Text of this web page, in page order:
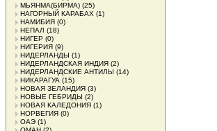
МЬЯНМА(БИРМА) (25)
НАГОРНЫЙ КАРАБАХ (1)
НАМИБИЯ (0)
НЕПАЛ (18)
НИГЕР (0)
НИГЕРИЯ (9)
НИДЕРЛАНДЫ (1)
НИДЕРЛАНДСКАЯ ИНДИЯ (2)
НИДЕРЛАНДСКИЕ АНТИЛЫ (14)
НИКАРАГУА (15)
НОВАЯ ЗЕЛАНДИЯ (3)
НОВЫЕ ГЕБРИДЫ (2)
НОВАЯ КАЛЕДОНИЯ (1)
НОРВЕГИЯ (0)
ОАЭ (1)